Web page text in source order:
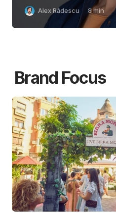
Alex Rădescu 8min
Brand Focus